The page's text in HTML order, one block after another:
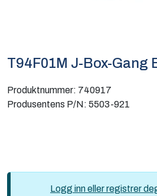
T94F01M J-Box-Gang
Produktnummer: 740917
Produsentens P/N: 5503-921
Logg inn eller registrer
Kurs og eventer